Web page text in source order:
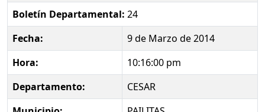
Boletín Departamental: 24
Fecha:
9 de Marzo de 2014
Hora:
10:16:00 pm
Departamento:
CESAR